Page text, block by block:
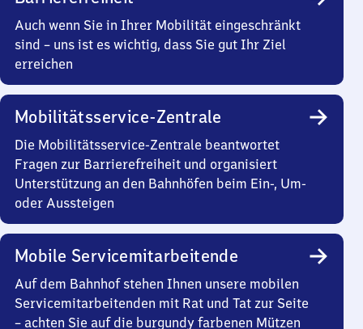
Auch wenn Sie in Ihrer Mobilität eingeschränkt
sind – uns ist es wichtig, dass Sie gut Ihr Ziel
erreichen
Mobilitätsservice-Zentrale
Die Mobilitätsservice-Zentrale beantwortet
Fragen zur Barrierefreiheit und organisiert
Unterstützung an den Bahnhöfen beim Ein-, Um-
oder Aussteigen
Mobile Servicemitarbeitende
Auf dem Bahnhof stehen Ihnen unsere mobilen
Servicemitarbeitenden mit Rat und Tat zur Seite
– achten Sie auf die burgundy farbenen Mützen